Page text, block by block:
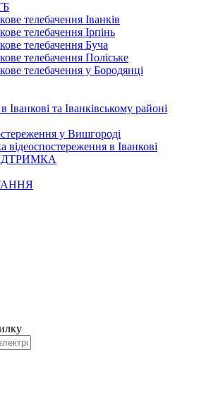
телебачення Іванків
телебачення Ірпінь
телебачення Буча
телебачення Поліське
телебачення у Бородянці
Іванкові та Іванківському районі
у Вишгороді
відеоспостереження в Іванкові